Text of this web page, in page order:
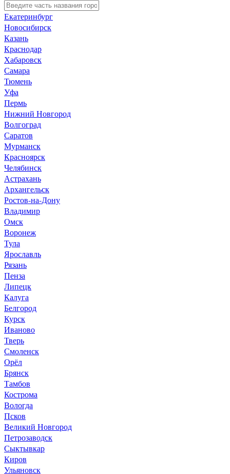
Екатеринбург
Новосибирск
Казань
Краснодар
Хабаровск
Самара
Тюмень
Уфа
Пермь
Нижний Новгород
Волгоград
Саратов
Мурманск
Красноярск
Челябинск
Астрахань
Архангельск
Ростов-на-Дону
Владимир
Омск
Воронеж
Тула
Ярославль
Рязань
Пенза
Липецк
Калуга
Белгород
Курск
Иваново
Тверь
Смоленск
Орёл
Брянск
Тамбов
Кострома
Вологда
Псков
Великий Новгород
Петрозаводск
Сыктывкар
Киров
Ульяновск